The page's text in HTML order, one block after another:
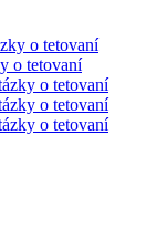
o tetovaní
o tetovaní
o tetovaní
o tetovaní
o tetovaní